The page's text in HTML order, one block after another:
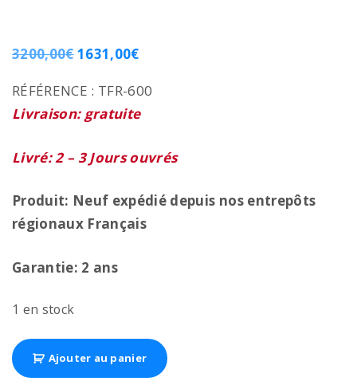
3200,00€1631,00€
RÉFÉRENCE : TFR-600
Livraison: gratuite
Livré: 2 – 3 Jours ouvrés
Produit: Neuf expédié depuis nos entrepôts
régionaux Français
Garantie: 2 ans
1 en stock
Ajouter au panier